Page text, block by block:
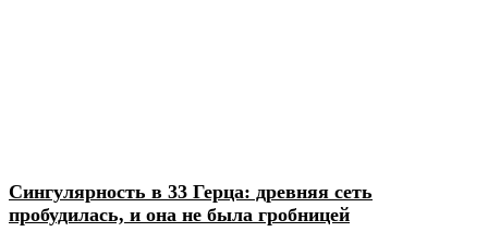
Сингулярность в 33 Герца: древняя сеть
пробудилась, и она не была гробницей